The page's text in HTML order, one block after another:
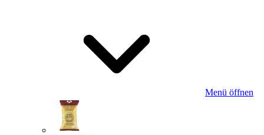
Menü öffnen